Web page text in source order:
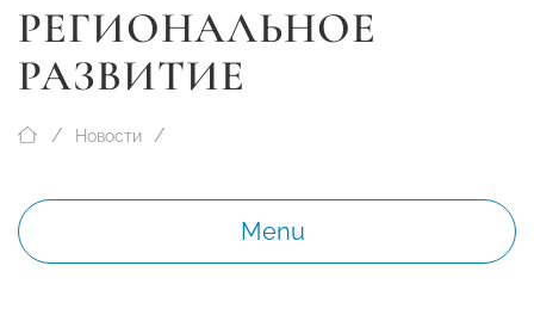
РЕГИОНАЛЬНОЕ
РАЗВИТИЕ
Новости
Menu